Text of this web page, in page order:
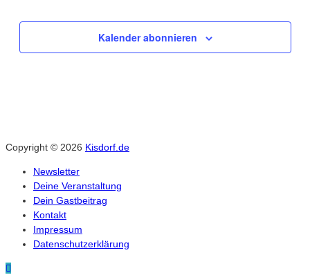
Kalender abonnieren
Copyright © 2026 Kisdorf.de
Newsletter
Deine Veranstaltung
Dein Gastbeitrag
Kontakt
Impressum
Datenschutzerklärung